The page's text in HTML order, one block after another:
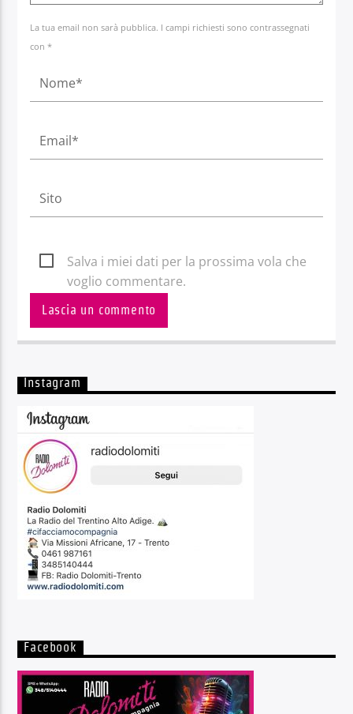
La tua email non sarà pubblica. I campi richiesti sono contrassegnati
con *
Salva i miei dati per la prossima vola che
voglio commentare.
Instagram
Facebook